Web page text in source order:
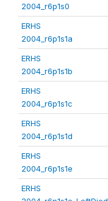
2004_r6p1s0
ERHS
2004_r6p1s1a
ERHS
2004_r6p1s1b
ERHS
2004_r6p1s1c
ERHS
2004_r6p1s1d
ERHS
2004_r6p1s1e
ERHS